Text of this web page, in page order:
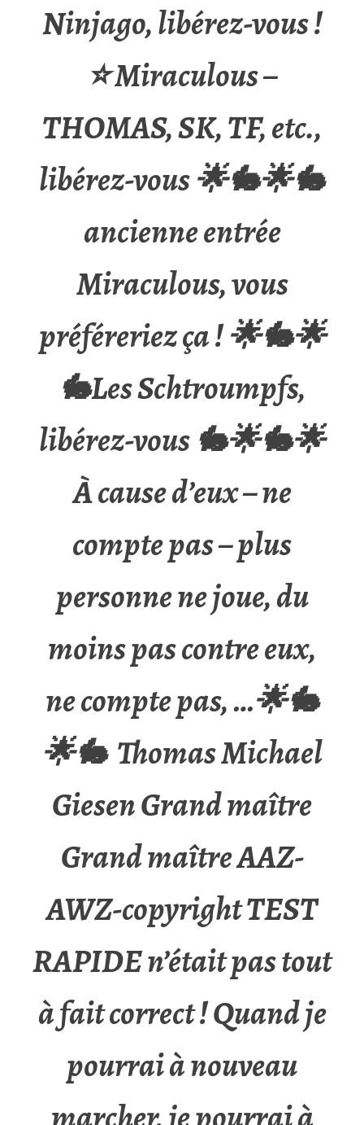
Ninjago, libérez-vous !
⭐ Miraculous –
THOMAS, SK, TF, etc.,
libérez-vous 🌟🐇🌟🐇
ancienne entrée
Miraculous, vous
préféreriez ça ! 🌟🐇🌟
🐇Les Schtroumpfs,
libérez-vous 🐇🌟🐇🌟
À cause d’eux – ne
compte pas – plus
personne ne joue, du
moins pas contre eux,
ne compte pas, …🌟🐇
🌟🐇 Thomas Michael
Giesen Grand maître
Grand maître AAZ-
AWZ-copyright TEST
RAPIDE n’était pas tout
à fait correct ! Quand je
pourrai à nouveau